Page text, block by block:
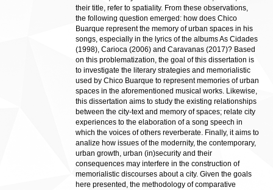
their title, refer to spatiality. From these observations,
the following question emerged: how does Chico
Buarque represent the memory of urban spaces in his
songs, especially in the lyrics of the albums As Cidades
(1998), Carioca (2006) and Caravanas (2017)? Based
on this problematization, the goal of this dissertation is
to investigate the literary strategies and memorialistic
used by Chico Buarque to represent memories of urban
spaces in the aforementioned musical works. Likewise,
this dissertation aims to study the existing relationships
between the city-text and memory of spaces; relate city
experiences to the elaboration of a song speech in
which the voices of others reverberate. Finally, it aims to
analize how issues of the modernity, the contemporary,
urban growth, urban (in)security and their
consequences may interfere in the construction of
memorialistic discourses about a city. Given the goals
here presented, the methodology of comparative